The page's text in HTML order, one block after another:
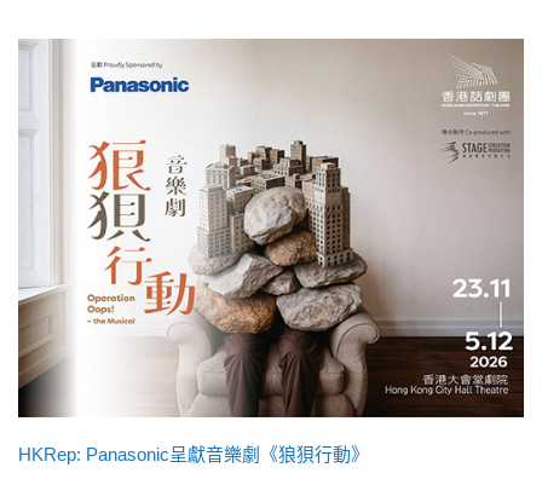
HKRep: Panasonic呈獻音樂劇《狼狽行動》